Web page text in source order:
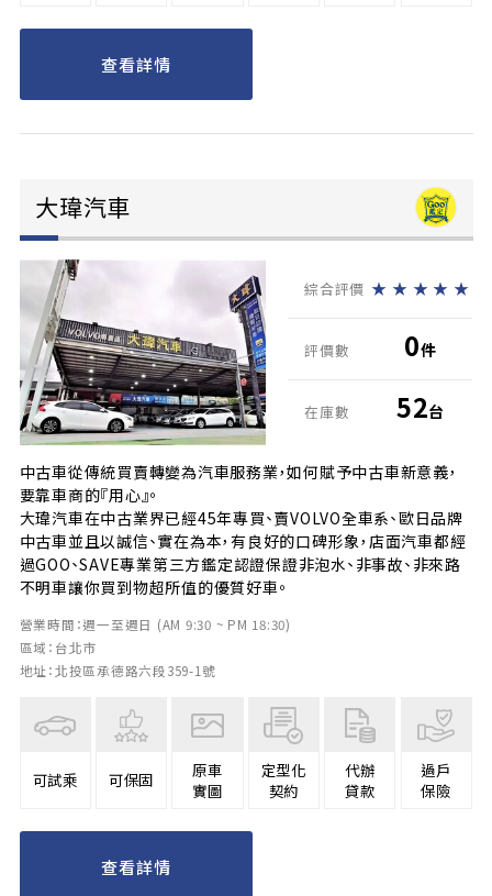
查看詳情
大瑋汽車
中古車從傳統買賣轉變為汽車服務業，如何賦予中古車新意義，
要靠車商的『用心』。
大瑋汽車在中古業界已經45年專買、賣VOLVO全車系、歐日品牌
中古車並且以誠信、實在為本，有良好的口碑形象，店面汽車都經
過GOO、SAVE專業第三方鑑定認證保證非泡水、非事故、非來路
不明車讓你買到物超所值的優質好車。
營業時間：週一至週日 (AM 9:30 ~ PM 18:30)
區域：台北市
地址：北投區承德路六段359-1號
綜合評價 ★ ★ ★ ★ ★
評價數 0件
在庫數 52台
可試乘 可保固
原車
實圖
定型化
契約
代辦
貸款
過戶
保險
查看詳情